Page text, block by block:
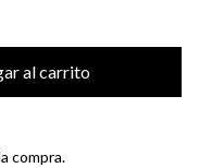
compra.